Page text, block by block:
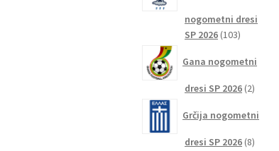
nogometni dresi
SP 2026 103103
Gana nogometni
dresi SP 2026 22
Grčija nogometni
dresi SP 2026 88